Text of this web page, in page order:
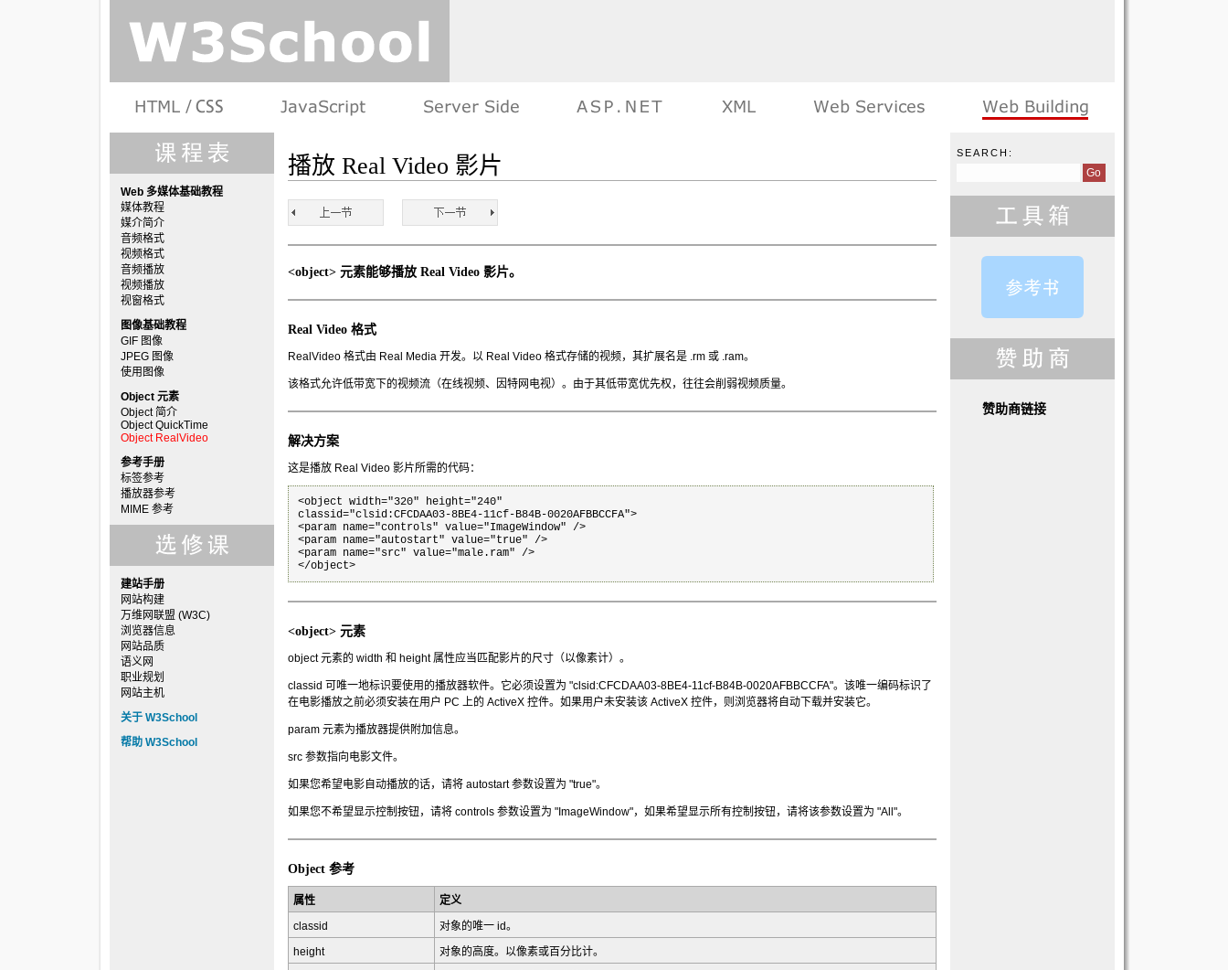
Web 多媒体基础教程
媒体教程
媒介简介
音频格式
视频格式
音频播放
视频播放
视窗格式
图像基础教程
GIF 图像
JPEG 图像
使用图像
Object 元素
Object 简介
Object QuickTime
Object RealVideo
参考手册
标签参考
播放器参考
MIME 参考
建站手册
网站构建
万维网联盟 (W3C)
浏览器信息
网站品质
语义网
职业规划
网站主机
关于 W3School
帮助 W3School
播放 Real Video 影片
<object> 元素能够播放 Real Video 影片。
Real Video 格式
RealVideo 格式由 Real Media 开发。以 Real Video 格式存储的视频，其扩展名是 .rm 或 .ram。
该格式允许低带宽下的视频流（在线视频、因特网电视）。由于其低带宽优先权，往往会削弱视频质量。
解决方案
这是播放 Real Video 影片所需的代码：
<object width="320" height="240"
classid="clsid:CFCDAA03-8BE4-11cf-B84B-0020AFBBCCFA">
<param name="controls" value="ImageWindow" />
<param name="autostart" value="true" />
<param name="src" value="male.ram" />
</object>
<object> 元素
object 元素的 width 和 height 属性应当匹配影片的尺寸（以像素计）。
classid 可唯一地标识要使用的播放器软件。它必须设置为 "clsid:CFCDAA03-8BE4-11cf-B84B-0020AFBBCCFA"。该唯一编码标识了
在电影播放之前必须安装在用户 PC 上的 ActiveX 控件。如果用户未安装该 ActiveX 控件，则浏览器将自动下载并安装它。
param 元素为播放器提供附加信息。
src 参数指向电影文件。
如果您希望电影自动播放的话，请将 autostart 参数设置为 "true"。
如果您不希望显示控制按钮，请将 controls 参数设置为 "ImageWindow"，如果希望显示所有控制按钮，请将该参数设置为 "All"。
Object 参考
属性
定义
classid
对象的唯一 id。
height
对象的高度。以像素或百分比计。
SEARCH:
赞助商链接